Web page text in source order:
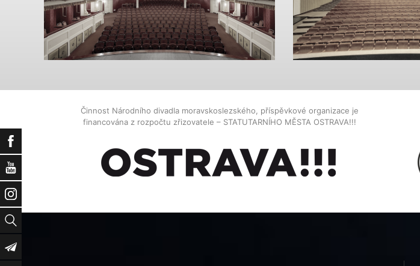
Facebook
YouTube
Instagram
Vyhledat
Newsletter
Činnost Národního divadla moravskoslezského, příspěvkové organizace je
financována z rozpočtu zřizovatele – STATUTARNÍHO MĚSTA OSTRAVA!!!